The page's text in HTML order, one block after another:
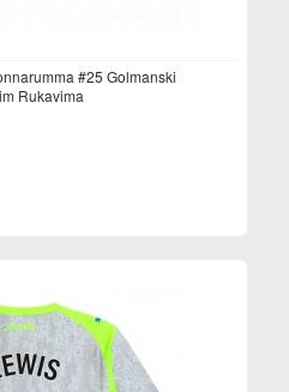
#25 Golmanski
Rukavima